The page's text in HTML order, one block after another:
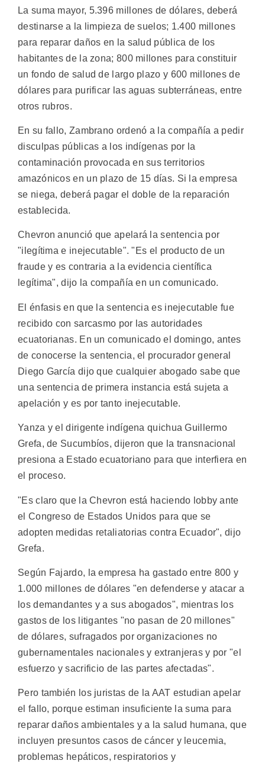
La suma mayor, 5.396 millones de dólares, deberá
destinarse a la limpieza de suelos; 1.400 millones
para reparar daños en la salud pública de los
habitantes de la zona; 800 millones para constituir
un fondo de salud de largo plazo y 600 millones de
dólares para purificar las aguas subterráneas, entre
otros rubros.
En su fallo, Zambrano ordenó a la compañía a pedir
disculpas públicas a los indígenas por la
contaminación provocada en sus territorios
amazónicos en un plazo de 15 días. Si la empresa
se niega, deberá pagar el doble de la reparación
establecida.
Chevron anunció que apelará la sentencia por
"ilegítima e inejecutable". "Es el producto de un
fraude y es contraria a la evidencia científica
legítima", dijo la compañía en un comunicado.
El énfasis en que la sentencia es inejecutable fue
recibido con sarcasmo por las autoridades
ecuatorianas. En un comunicado el domingo, antes
de conocerse la sentencia, el procurador general
Diego García dijo que cualquier abogado sabe que
una sentencia de primera instancia está sujeta a
apelación y es por tanto inejecutable.
Yanza y el dirigente indígena quichua Guillermo
Grefa, de Sucumbíos, dijeron que la transnacional
presiona a Estado ecuatoriano para que interfiera en
el proceso.
"Es claro que la Chevron está haciendo lobby ante
el Congreso de Estados Unidos para que se
adopten medidas retaliatorias contra Ecuador", dijo
Grefa.
Según Fajardo, la empresa ha gastado entre 800 y
1.000 millones de dólares "en defenderse y atacar a
los demandantes y a sus abogados", mientras los
gastos de los litigantes "no pasan de 20 millones"
de dólares, sufragados por organizaciones no
gubernamentales nacionales y extranjeras y por "el
esfuerzo y sacrificio de las partes afectadas".
Pero también los juristas de la AAT estudian apelar
el fallo, porque estiman insuficiente la suma para
reparar daños ambientales y a la salud humana, que
incluyen presuntos casos de cáncer y leucemia,
problemas hepáticos, respiratorios y